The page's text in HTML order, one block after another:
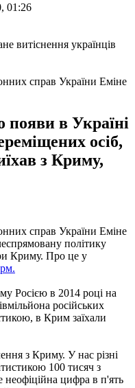
01:26
справ України Еміне
появи в Україні
осіб,
з Криму,
справ України Еміне
політику
Криму. Про це у
Росією в 2014 році на
російських
в Крим заїхали
з Криму. У нас різні
100 тисяч з
неофіційна цифра в п'ять